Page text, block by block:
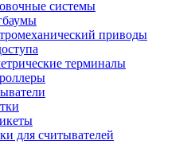
системы
приводы
терминалы
для считывателей